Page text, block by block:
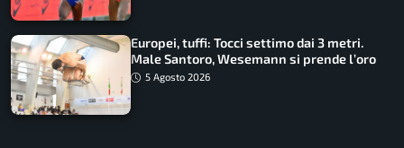
Europei, tuffi: Tocci settimo dai 3 metri.
Male Santoro, Wesemann si prende l’oro
5 Agosto 2026